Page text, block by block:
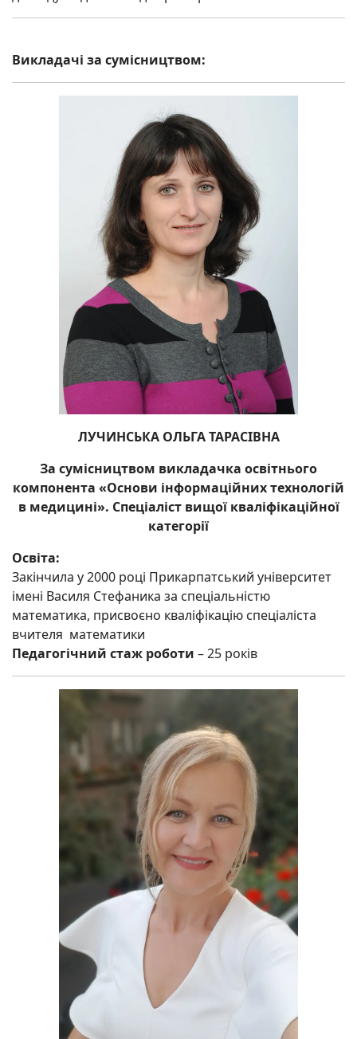
Викладачі за сумісництвом:
ЛУЧИНСЬКА ОЛЬГА ТАРАСІВНА
За сумісництвом викладачка освітнього
компонента «Основи інформаційних технологій
в медицині». Спеціаліст вищої кваліфікаційної
категорії
Освіта:
Закінчила у 2000 році Прикарпатський університет
імені Василя Стефаника за спеціальністю
математика, присвоєно кваліфікацію спеціаліста
вчителя математики
Педагогічний стаж роботи – 25 років